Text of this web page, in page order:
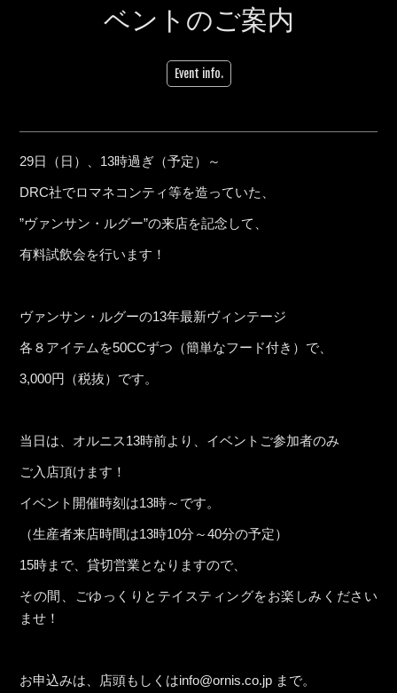
ベントのご案内
Event info.
29日（日）、13時過ぎ（予定）～
DRC社でロマネコンティ等を造っていた、
”ヴァンサン・ルグー”の来店を記念して、
有料試飲会を行います！
ヴァンサン・ルグーの13年最新ヴィンテージ
各８アイテムを50CCずつ（簡単なフード付き）で、
3,000円（税抜）です。
当日は、オルニス13時前より、イベントご参加者のみ
ご入店頂けます！
イベント開催時刻は13時～です。
（生産者来店時間は13時10分～40分の予定）
15時まで、貸切営業となりますので、
その間、ごゆっくりとテイスティングをお楽しみください
ませ！
お申込みは、店頭もしくはinfo@ornis.co.jp まで。